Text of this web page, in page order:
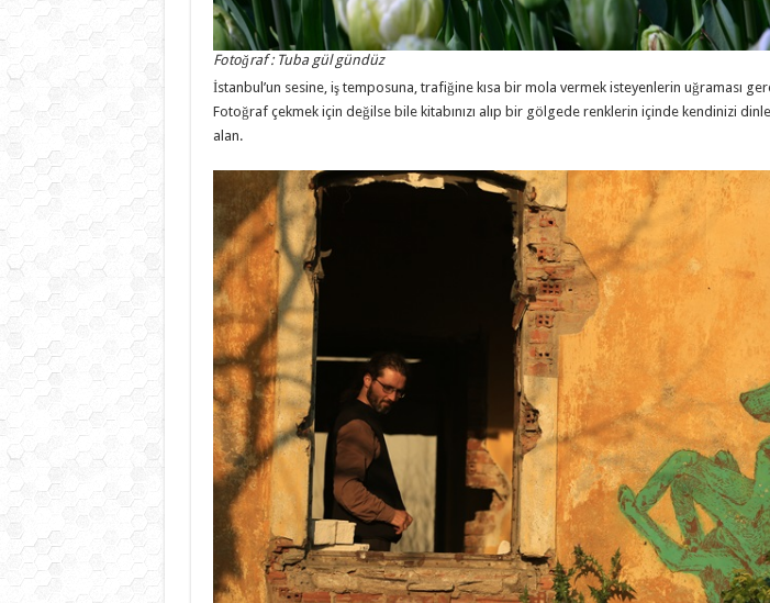
Fotoğraf : Tuba gül gündüz
İstanbul’un sesine, iş temposuna, trafiğine kısa bir mola vermek isteyenlerin uğraması
Fotoğraf çekmek için değilse bile kitabınızı alıp bir gölgede renklerin içinde kendinizi
alan.